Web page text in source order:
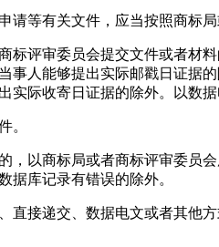
等有关文件，应当按照商标局
评审委员会提交文件或者材
人能够提出实际邮戳日证据
际收寄日证据的除外。以数
。
，以商标局或者商标评审委
据库记录有错误的除外。
接递交、数据电文或者其他